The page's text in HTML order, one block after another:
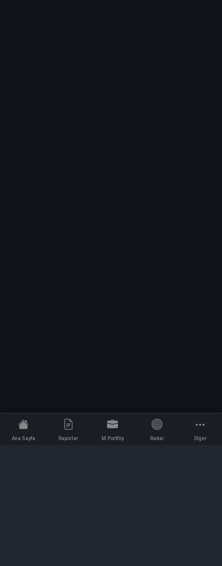
Ana Sayfa Raporlar M.Portföy Radar Diğer